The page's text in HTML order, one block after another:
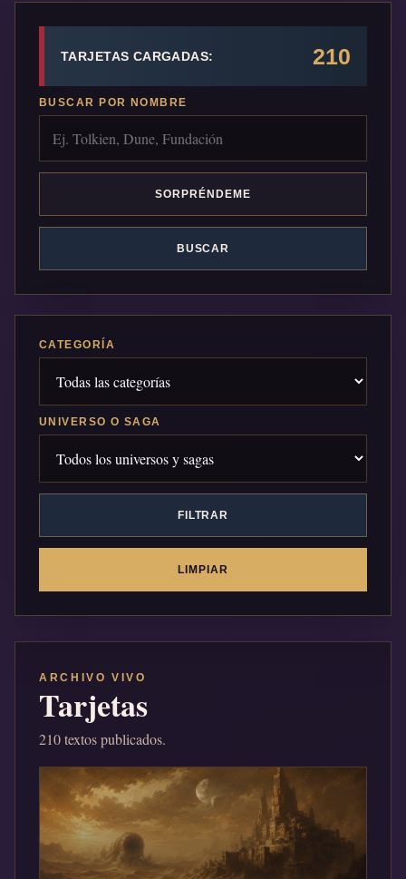
TARJETAS CARGADAS: 210
BUSCAR POR NOMBRE
SORPRÉNDEME
BUSCAR
CATEGORÍA
UNIVERSO O SAGA
FILTRAR
LIMPIAR
ARCHIVO VIVO
Tarjetas
210 textos publicados.